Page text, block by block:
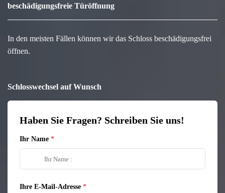
beschädigungsfreie Türöffnung
In den meisten Fällen können wir das Schloss beschädigungsfrei
öffnen.
Schlosswechsel auf Wunsch
Haben Sie Fragen? Schreiben Sie uns!
Ihr Name
Ihre E-Mail-Adresse